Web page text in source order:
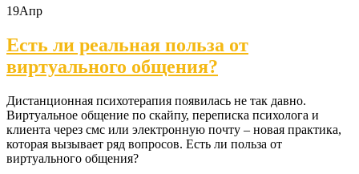
19Апр
Есть ли реальная польза от
виртуального общения?
Дистанционная психотерапия появилась не так давно.
Виртуальное общение по скайпу, переписка психолога и
клиента через смс или электронную почту – новая практика,
которая вызывает ряд вопросов. Есть ли польза от
виртуального общения?